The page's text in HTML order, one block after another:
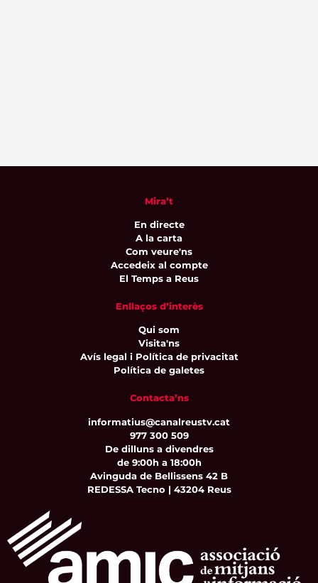
Mira’t
En directe
A la carta
Com veure'ns
Accedeix al compte
El Temps a Reus
Enllaços d’interès
Qui som
Visita'ns
Avís legal i Política de privacitat
Política de galetes
Contacta’ns
informatius@canalreustv.cat
977 300 509
De dilluns a divendres
de 9:00h a 18:00h
Avinguda de Bellissens 42 B
REDESSA Tecno | 43204 Reus